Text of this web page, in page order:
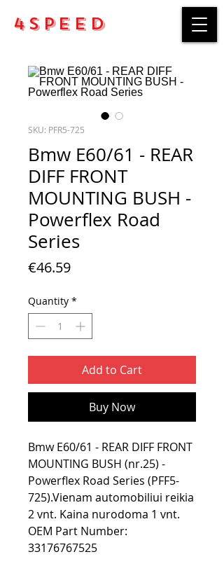
4Speed
SKU: PFR5-725
Bmw E60/61 - REAR
DIFF FRONT
MOUNTING BUSH -
Powerflex Road
Series
€46.59Price
Quantity *
Add to Cart
Buy Now
Bmw E60/61 - REAR DIFF FRONT
MOUNTING BUSH (nr.25) -
Powerflex Road Series (PFF5-
725).Vienam automobiliui reikia
2 vnt. Kaina nurodoma 1 vnt.
OEM Part Number:
33176767525